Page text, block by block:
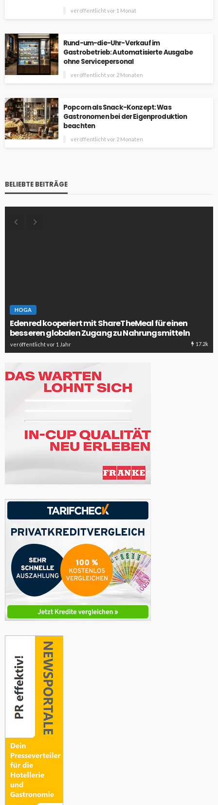
veröffentlicht vor 1 Monat
Rund-um-die-Uhr-Verkauf im
Gastrobetrieb: Automatisierte Ausgabe
ohne Servicepersonal
veröffentlicht vor 2 Monaten
Popcorn als Snack-Konzept: Was
Gastronomen bei der Eigenproduktion
beachten
veröffentlicht vor 2 Monaten
BELIEBTE BEITRÄGE
HOGA
Edenred kooperiert mit ShareTheMeal für einen
besseren globalen Zugang zu Nahrungsmitteln
veröffentlicht vor 1 Jahr 17.2k